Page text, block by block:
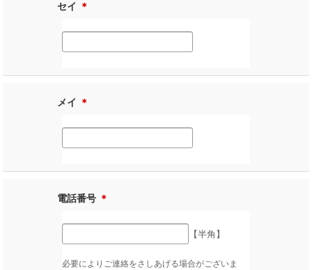
セイ ＊
メイ ＊
電話番号 ＊
【半角】
必要によりご連絡をさしあげる場合がございま